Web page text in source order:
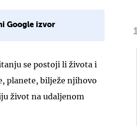
Google izvor
se postoji li života i
planete, bilježe njihovo
život na udaljenom